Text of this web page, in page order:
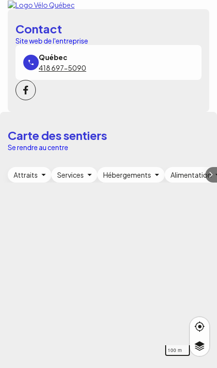
Contact
Site web de l'entreprise
418 697-5090
Carte des sentiers
Se rendre au centre
100 m
Attraits Services Hébergements Alimentation